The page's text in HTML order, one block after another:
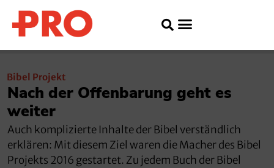
Bibel Projekt
Nach der Offenbarung geht es
weiter
Auch komplizierte Inhalte der Bibel verständlich
erklären: Mit diesem Ziel waren die Macher des Bibel
Projekts 2016 gestartet. Zu jedem Buch der Bibel